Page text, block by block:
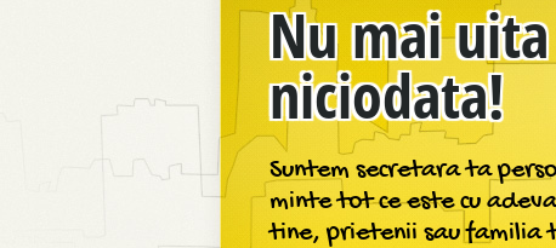
Nu mai
niciodata!
Suntem secretara ta
minte tot ce este cu
tine, prietenii sau familia